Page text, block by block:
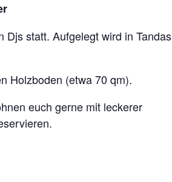
statt. Aufgelegt wird in Tandas
Holzboden (etwa 70 qm).
euch gerne mit leckerer